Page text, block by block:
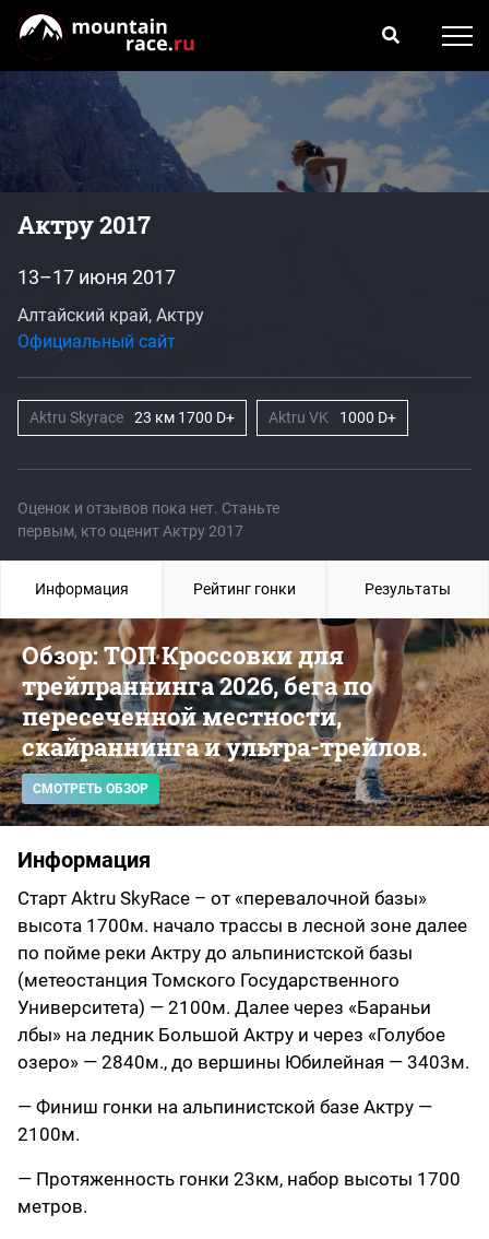
Актру 2017
Оценок и отзывов пока нет. Станьте
первым, кто оценит Актру 2017
13–17 июня 2017
Алтайский край, Актру
Официальный сайт
Aktru Skyrace 23 км 1700 D+ Aktru VK 1000 D+
Обзор: ТОП Кроссовки для
трейлраннинга 2026, бега по
пересеченной местности,
скайраннинга и ультра-трейлов.
СМОТРЕТЬ ОБЗОР
Информация
Старт Aktru SkyRace – от «перевалочной базы»
высота 1700м. начало трассы в лесной зоне далее
по пойме реки Актру до альпинистской базы
(метеостанция Томского Государственного
Университета) — 2100м. Далее через «Бараньи
лбы» на ледник Большой Актру и через «Голубое
озеро» — 2840м., до вершины Юбилейная — 3403м.
— Финиш гонки на альпинистской базе Актру —
2100м.
— Протяженность гонки 23км, набор высоты 1700
метров.
Информация Рейтинг гонки Результаты